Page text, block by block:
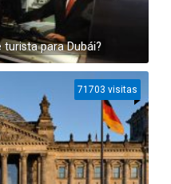
para Dubái?
71703 visitas